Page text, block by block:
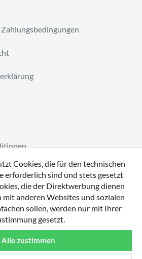
Cookies, die für den technischen
erforderlich sind und stets gesetzt
die der Direktwerbung dienen
anderen Websites und sozialen
sollen, werden nur mit Ihrer
gesetzt.